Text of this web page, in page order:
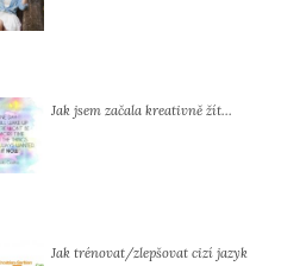
Jak jsem začala kreativně žít…
Jak trénovat/zlepšovat cizí jazyk